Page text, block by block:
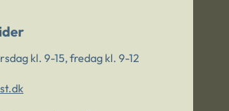
kl. 9-15, fredag kl. 9-12